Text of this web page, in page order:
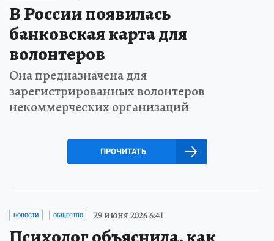
В России появилась
банковская карта для
волонтеров
Она предназначена для
зарегистрированных волонтеров
некоммерческих организаций
ПРОЧИТАТЬ
НОВОСТИ ОБЩЕСТВО 29 июня 2026 6:41